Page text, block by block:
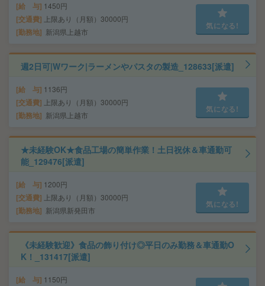
給 与 1450円
交通費 上限あり（月額）30000円
勤務地 新潟県上越市
気になる!
週2日可|Wワーク|ラーメンやパスタの製造_128633[派遣]
給 与 1136円
交通費 上限あり（月額）30000円
勤務地 新潟県上越市
気になる!
★未経験OK★食品工場の簡単作業！土日祝休＆車通勤可
能_129476[派遣]
給 与 1200円
交通費 上限あり（月額）30000円
勤務地 新潟県新発田市
気になる!
《未経験歓迎》食品の飾り付け◎平日のみ勤務＆車通勤O
K！_131417[派遣]
給 与 1150円